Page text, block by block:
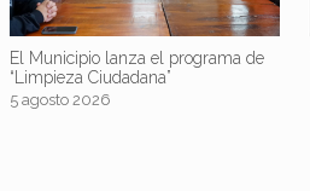
El Municipio lanza el programa de
“Limpieza Ciudadana”
5 agosto 2026